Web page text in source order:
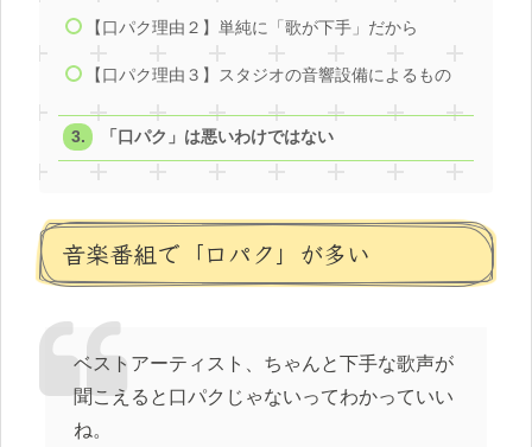
【口パク理由２】単純に「歌が下手」だから
【口パク理由３】スタジオの音響設備によるもの
「口パク」は悪いわけではない
音楽番組で「口パク」が多い
ベストアーティスト、ちゃんと下手な歌声が
聞こえると口パクじゃないってわかっていい
ね。